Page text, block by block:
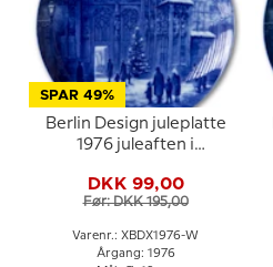
SPAR 49%
Berlin Design juleplatte
1976 juleaften i
DKK 99,00
Før: DKK 195,00
Varenr.: XBDX1976-W
Årgang: 1976